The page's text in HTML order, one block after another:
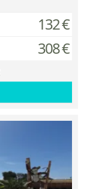
132 €
308 €